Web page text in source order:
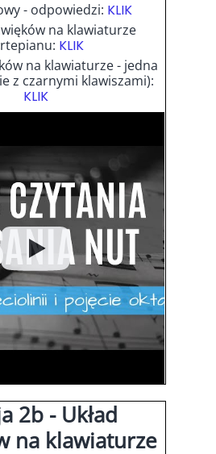
2b - Układ
na klawiaturze
- odpowiedzi: KLIK
na klawiaturze
KLIK
na klawiaturze - jedna
z czarnymi klawiszami):
KLIK